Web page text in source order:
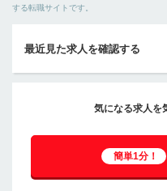
する転職サイトです。
最近見た求人を確認する
気になる求人を
簡単1分！